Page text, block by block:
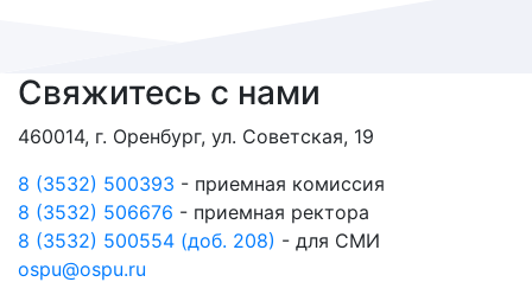
Свяжитесь с нами
460014, г. Оренбург, ул. Советская, 19
8 (3532) 500393 - приемная комиссия
8 (3532) 506676 - приемная ректора
8 (3532) 500554 (доб. 208) - для СМИ
ospu@ospu.ru